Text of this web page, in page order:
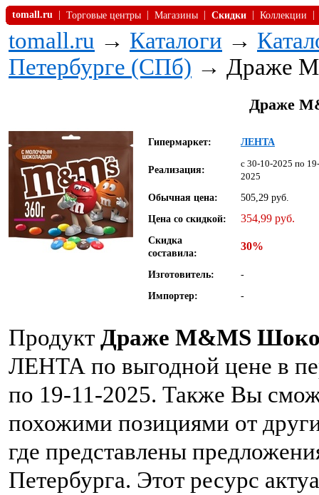
tomall.ru Торговые центры Магазины Скидки Коллекции
tomall.ru → Каталоги →
Петербурге (СПб) → Драже
Драже
Гипермаркет: ЛЕНТА
Реализация:
c 30-10-2025 по
2025
Обычная цена:
505,29 руб.
Цена со скидкой:
354,99 руб.
Скидка
составила:
30%
Изготовитель:
-
Импортер:
-
Продукт Драже M&MS
ЛЕНТА по выгодной цене в
по 19-11-2025. Также Вы
похожими позициями от
где представлены
Петербурга. Этот ресурс